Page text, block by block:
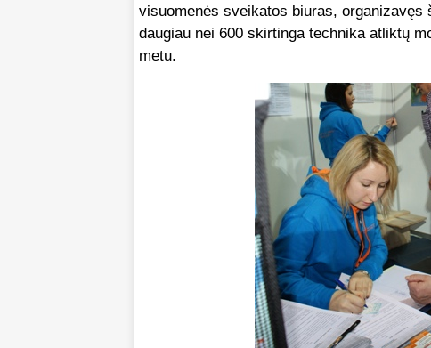
visuomenės sveikatos biuras,
daugiau nei 600 skirtinga technika atliktų
metu.